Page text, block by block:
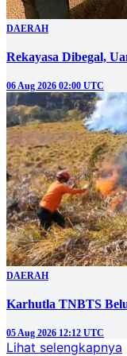
DAERAH
Rekayasa Dibegal,
06 Aug 2026 02:00 UTC
DAERAH
Karhutla TNBTS
05 Aug 2026 12:12 UTC
Lihat selengkapnya